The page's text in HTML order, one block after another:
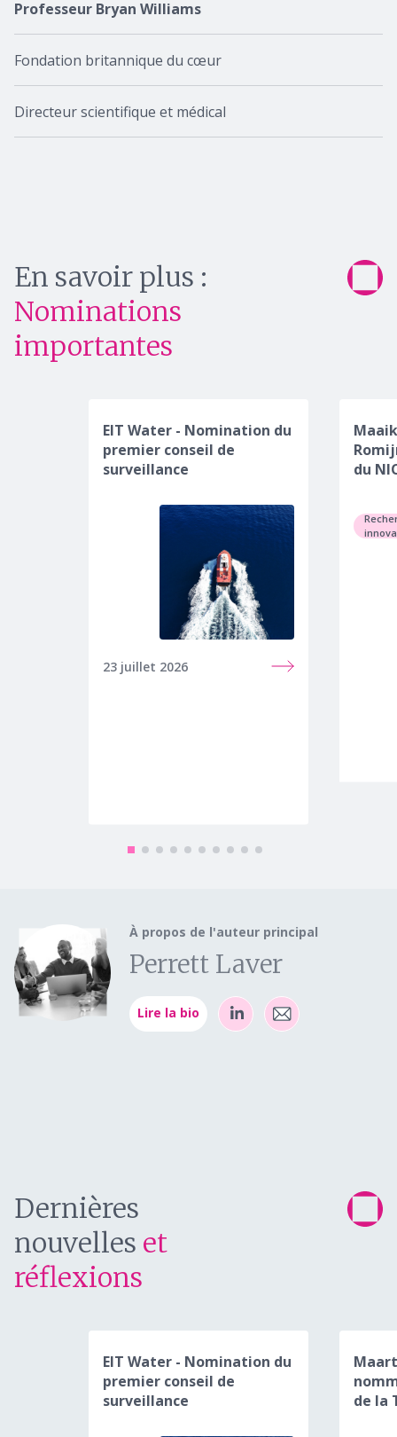
Professeur Bryan Williams
Fondation britannique du cœur
Directeur scientifique et médical
En savoir plus :
Nominations
importantes
EIT Water - Nomination du
premier conseil de
surveillance
23 juillet 2026
du
À propos de l'auteur principal
Perrett Laver
Lire la bio
Dernières
nouvelles et
réflexions
EIT Water - Nomination du
premier conseil de
surveillance
de la